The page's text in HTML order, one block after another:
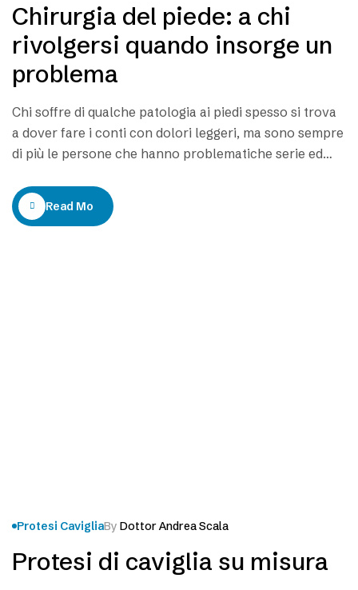
Chirurgia del piede: a chi
rivolgersi quando insorge un
problema
Chi soffre di qualche patologia ai piedi spesso si trova
a dover fare i conti con dolori leggeri, ma sono sempre
di più le persone che hanno problematiche serie ed
invalidanti. Tutte queste situazioni non sono però
sempre impossibili da migliore e curare; anzi. Ci sono
Read More
Protesi CavigliaBy Dottor Andrea Scala
Protesi di caviglia su misura